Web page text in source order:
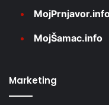
MojŠamac.info
Marketing